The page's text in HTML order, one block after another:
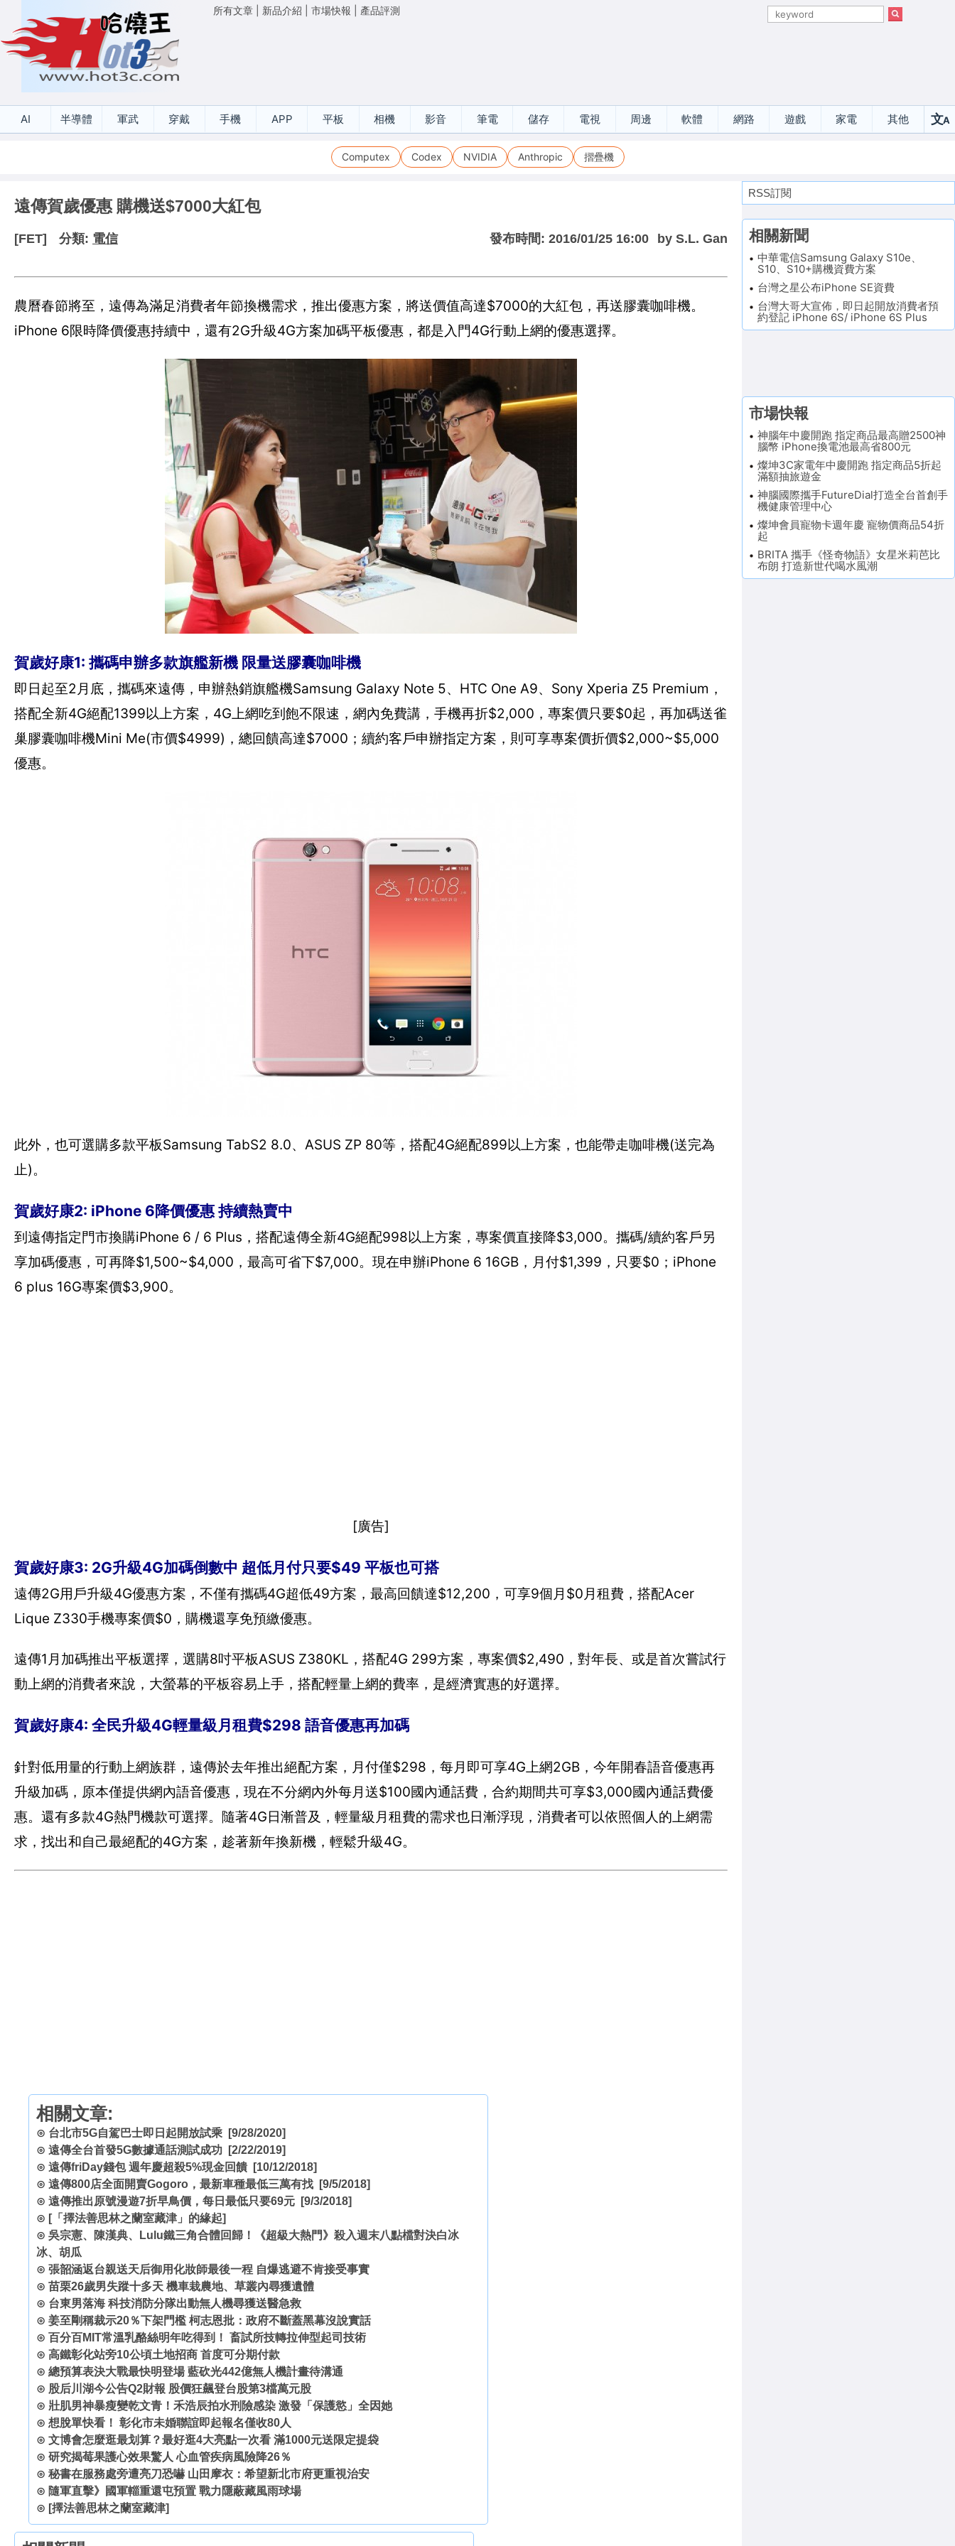
所有文章 新品介紹 市場快報 產品評測
AI 半導體 軍武 穿戴 手機 APP 平板 相機 影音 筆電 儲存 電視 周邊 軟體 網路 遊戲 家電 其他 文A
Computex Codex NVIDIA Anthropic 摺疊機
遠傳賀歲優惠 購機送$7000大紅包
[FET] 分類: 電信 發布時間: 2016/01/25 16:00 by S.L. Gan
農曆春節將至，遠傳為滿足消費者年節換機需求，推出優惠方案，將送價值高達$7000的大紅包，再送膠囊咖啡機。
iPhone 6限時降價優惠持續中，還有2G升級4G方案加碼平板優惠，都是入門4G行動上網的優惠選擇。
賀歲好康1: 攜碼申辦多款旗艦新機 限量送膠囊咖啡機
即日起至2月底，攜碼來遠傳，申辦熱銷旗艦機Samsung Galaxy Note 5、HTC One A9、Sony Xperia Z5 Premium，
搭配全新4G絕配1399以上方案，4G上網吃到飽不限速，網內免費講，手機再折$2,000，專案價只要$0起，再加碼送雀
巢膠囊咖啡機Mini Me(市價$4999)，總回饋高達$7000；續約客戶申辦指定方案，則可享專案價折價$2,000~$5,000
優惠。
此外，也可選購多款平板Samsung TabS2 8.0、ASUS ZP 80等，搭配4G絕配899以上方案，也能帶走咖啡機(送完為
止)。
賀歲好康2: iPhone 6降價優惠 持續熱賣中
到遠傳指定門市換購iPhone 6 / 6 Plus，搭配遠傳全新4G絕配998以上方案，專案價直接降$3,000。攜碼/續約客戶另
享加碼優惠，可再降$1,500~$4,000，最高可省下$7,000。現在申辦iPhone 6 16GB，月付$1,399，只要$0；iPhone
6 plus 16G專案價$3,900。
[廣告]
賀歲好康3: 2G升級4G加碼倒數中 超低月付只要$49 平板也可搭
遠傳2G用戶升級4G優惠方案，不僅有攜碼4G超低49方案，最高回饋達$12,200，可享9個月$0月租費，搭配Acer
Lique Z330手機專案價$0，購機還享免預繳優惠。
遠傳1月加碼推出平板選擇，選購8吋平板ASUS Z380KL，搭配4G 299方案，專案價$2,490，對年長、或是首次嘗試行
動上網的消費者來說，大螢幕的平板容易上手，搭配輕量上網的費率，是經濟實惠的好選擇。
賀歲好康4: 全民升級4G輕量級月租費$298 語音優惠再加碼
針對低用量的行動上網族群，遠傳於去年推出絕配方案，月付僅$298，每月即可享4G上網2GB，今年開春語音優惠再
升級加碼，原本僅提供網內語音優惠，現在不分網內外每月送$100國內通話費，合約期間共可享$3,000國內通話費優
惠。還有多款4G熱門機款可選擇。隨著4G日漸普及，輕量級月租費的需求也日漸浮現，消費者可以依照個人的上網需
求，找出和自己最絕配的4G方案，趁著新年換新機，輕鬆升級4G。
相關文章:
⊙ 台北市5G自駕巴士即日起開放試乘 [9/28/2020]
⊙ 遠傳全台首發5G數據通話測試成功 [2/22/2019]
⊙ 遠傳friDay錢包 週年慶超殺5%現金回饋 [10/12/2018]
⊙ 遠傳800店全面開賣Gogoro，最新車種最低三萬有找 [9/5/2018]
⊙ 遠傳推出原號漫遊7折早鳥價，每日最低只要69元 [9/3/2018]
⊙ [「擇法善思林之蘭室藏津」的緣起]
⊙ 吳宗憲、陳漢典、Lulu鐵三角合體回歸！《超級大熱門》殺入週末八點檔對決白冰
冰、胡瓜
⊙ 張韶涵返台親送天后御用化妝師最後一程 自爆逃避不肯接受事實
⊙ 苗栗26歲男失蹤十多天 機車栽農地、草叢內尋獲遺體
⊙ 台東男落海 科技消防分隊出動無人機尋獲送醫急救
⊙ 姜至剛稱裁示20％下架門檻 柯志恩批：政府不斷蓋黑幕沒說實話
⊙ 百分百MIT常溫乳酪絲明年吃得到！ 畜試所技轉拉伸型起司技術
⊙ 高鐵彰化站旁10公頃土地招商 首度可分期付款
⊙ 總預算表決大戰最快明登場 藍砍光442億無人機計畫待溝通
⊙ 股后川湖今公告Q2財報 股價狂飆登台股第3檔萬元股
⊙ 壯肌男神暴瘦變乾文青！禾浩辰拍水刑險感染 激發「保護慾」全因她
⊙ 想脫單快看！ 彰化市未婚聯誼即起報名僅收80人
⊙ 文博會怎麼逛最划算？最好逛4大亮點一次看 滿1000元送限定提袋
⊙ 研究揭莓果護心效果驚人 心血管疾病風險降26％
⊙ 秘書在服務處旁遭亮刀恐嚇 山田摩衣：希望新北市府更重視治安
⊙ 隨軍直擊》國軍輜重還屯預置 戰力隱蔽藏風雨球場
⊙ [擇法善思林之蘭室藏津]
RSS訂閱
相關新聞
中華電信Samsung Galaxy S10e、
S10、S10+購機資費方案
台灣之星公布iPhone SE資費
台灣大哥大宣佈，即日起開放消費者預
約登記 iPhone 6S/ iPhone 6S Plus
市場快報
神腦年中慶開跑 指定商品最高贈2500神
腦幣 iPhone換電池最高省800元
燦坤3C家電年中慶開跑 指定商品5折起
滿額抽旅遊金
神腦國際攜手FutureDial打造全台首創手
機健康管理中心
燦坤會員寵物卡週年慶 寵物價商品54折
起
BRITA 攜手《怪奇物語》女星米莉芭比
布朗 打造新世代喝水風潮